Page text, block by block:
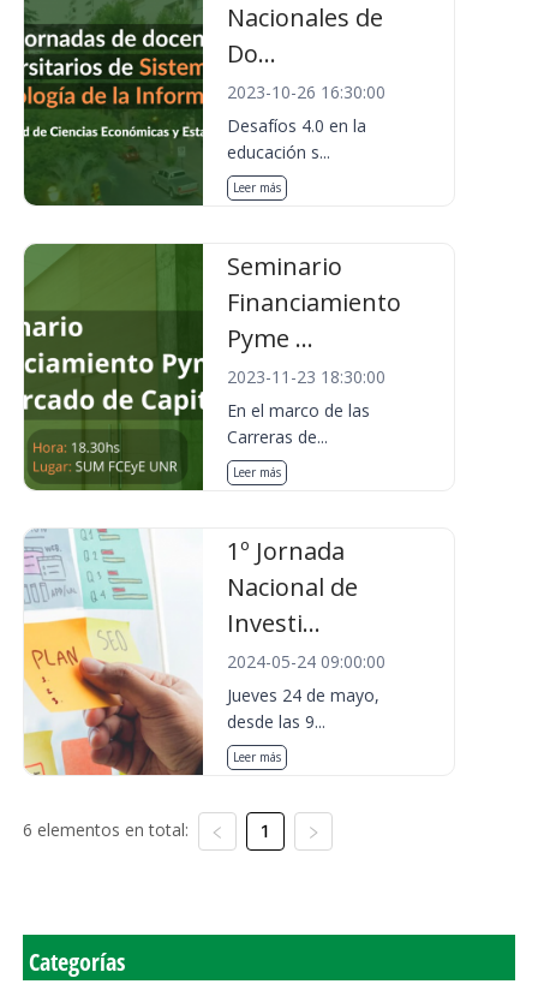
Nacionales de
Do...
2023-10-26 16:30:00
Desafíos 4.0 en la
educación s...
Leer más
Seminario
Financiamiento
Pyme ...
2023-11-23 18:30:00
En el marco de las
Carreras de...
Leer más
1º Jornada
Nacional de
Investi...
2024-05-24 09:00:00
Jueves 24 de mayo,
desde las 9...
Leer más
6 elementos en total: 1
Categorías